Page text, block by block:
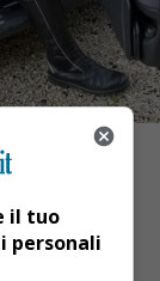
il tuo
personali